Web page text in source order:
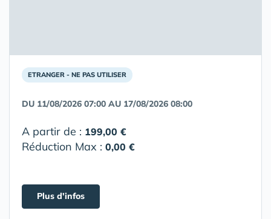
ETRANGER - NE PAS UTILISER
DU 11/08/2026 07:00 AU 17/08/2026 08:00
A partir de : 199,00 €
Réduction Max : 0,00 €
Plus d'infos